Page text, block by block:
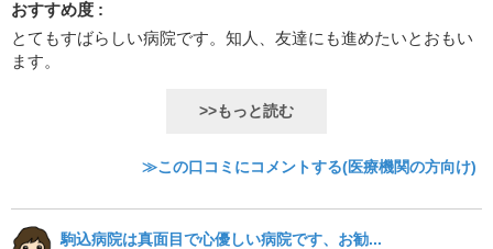
おすすめ度 :
とてもすばらしい病院です。知人、友達にも進めたいとおもい
ます。
>>もっと読む
≫この口コミにコメントする(医療機関の方向け)
駒込病院は真面目で心優しい病院です、お勧...